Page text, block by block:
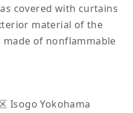
covered with curtains
material of the
of nonflammable
Isogo Yokohama